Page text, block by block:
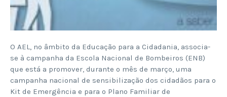
O AEL, no âmbito da Educação para a Cidadania, associa-
se à campanha da Escola Nacional de Bombeiros (ENB)
que está a promover, durante o mês de março, uma
campanha nacional de sensibilização dos cidadãos para o
Kit de Emergência e para o Plano Familiar de